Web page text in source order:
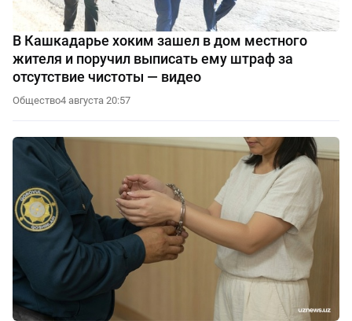
В Кашкадарье хоким зашел в дом местного
жителя и поручил выписать ему штраф за
отсутствие чистоты — видео
Общество4 августа 20:57